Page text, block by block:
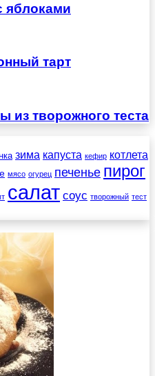
яблоками
тарт
из творожного теста
зима капуста кефир котлета
мясо огурец печенье пирог
салат соус творожный тест